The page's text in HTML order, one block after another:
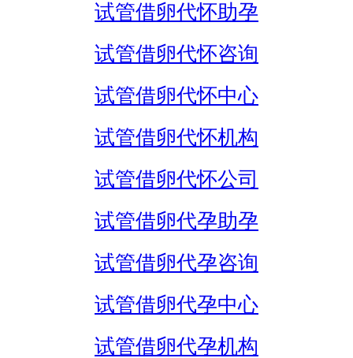
试管借卵代怀助孕
试管借卵代怀咨询
试管借卵代怀中心
试管借卵代怀机构
试管借卵代怀公司
试管借卵代孕助孕
试管借卵代孕咨询
试管借卵代孕中心
试管借卵代孕机构